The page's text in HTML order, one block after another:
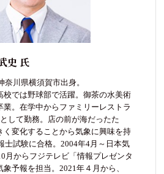
史 氏
奈川県横須賀市出身。
校では野球部で活躍。御茶の水美術
業。在学中からファミリーレストラ
して勤務。店の前が海だったた
く変化することから気象に興味を持
士試験に合格。2004年4月～日本気
月からフジテレビ「情報プレゼンタ
予報を担当。2021年４月から、